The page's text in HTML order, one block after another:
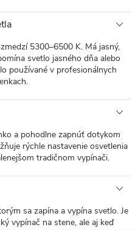
5300–6500 K. Má jasný,
svetlo jasného dňa alebo
používané v profesionálnych
a pohodlne zapnúť dotykom
rýchle nastavenie osvetlenia
tradičnom vypínači.
sa zapína a vypína svetlo. Je
vypínač na stene, ale aj keď